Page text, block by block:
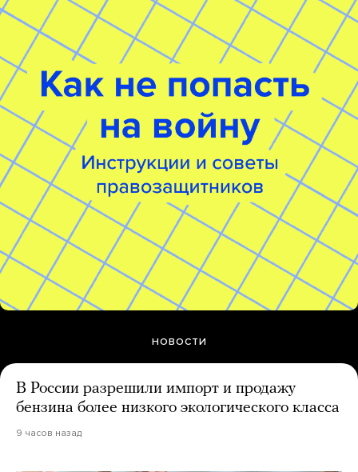
НОВОСТИ
В России разрешили импорт и продажу
бензина более низкого экологического класса
9 часов назад